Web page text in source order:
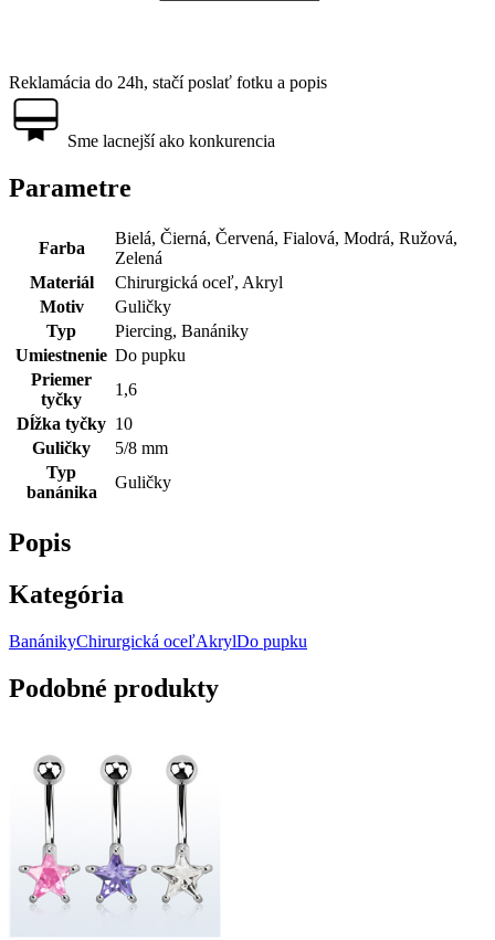
Reklamácia do 24h, stačí poslať fotku a popis
Sme lacnejší ako konkurencia
Parametre
Farba
Bielá, Čierná, Červená, Fialová, Modrá, Ružová,
Zelená
Materiál
Chirurgická oceľ, Akryl
Motiv
Guličky
Typ
Piercing, Banániky
Umiestnenie Do pupku
Priemer
tyčky
1,6
Dĺžka tyčky 10
Guličky
5/8 mm
Typ
banánika
Guličky
Popis
Kategória
BanánikyChirurgická oceľAkrylDo pupku
Podobné produkty